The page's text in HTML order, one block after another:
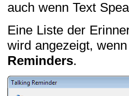
auch wenn Text
Eine Liste der
wird angezeigt,
Reminders.